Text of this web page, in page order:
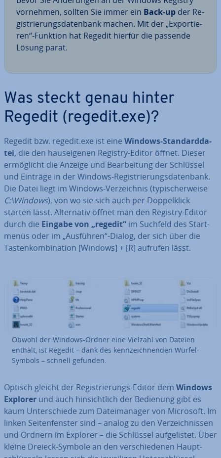
vornehmen, sollten Sie immer ein Back-up der Re­
gis­trie­rungs­da­ten­bank machen. Mit der „Ex­por­tie­
ren“-Funktion hat Regedit hierfür die passende
Lösung parat.
Was steckt genau hinter
Regedit (regedit.exe)?
Regedit bzw. regedit.exe ist eine Windows-Stan­dard­da­
tei, die den haus­ei­ge­nen Registry-Editor öffnet. Dieser
er­mög­licht die Anzeige und Be­ar­bei­tung der Schlüssel
und Einträge in der Windows-Re­gis­trie­rungs­da­ten­bank.
Die Datei liegt im Windows-Ver­zeich­nis (ty­pi­scher­wei­se
C:\Windows), von wo sie sich auch per Dop­pel­klick
starten lässt. Al­ter­na­tiv öffnet man den Registry-Editor
durch die Eingabe von „regedit“ im Suchfeld des Start­
me­nüs oder im „Ausführen“-Dialog, der sich über die
Tas­ten­kom­bi­na­ti­on [Windows] + [R] aufrufen lässt.
Obwohl der Windows-Ordner eine Vielzahl von Dateien
enthält, ist Regedit – dank des kenn­zeich­nen­den Würfel-
Symbols – schnell gefunden.
Optisch gleicht der Re­gis­trie­rungs-Editor dem Windows
Explorer und auch hin­sicht­lich der Bedienung gibt es
kaum Un­ter­schie­de zum Da­tei­ma­na­ger von Microsoft. Im
linken Sei­ten­fens­ter sind – analog zu den Ver­zeich­nis­sen
und Ordnern im Explorer – die Schlüssel auf­ge­lis­tet. Über
kleine Dreieck-Symbole an den ver­schie­de­nen Haupt­